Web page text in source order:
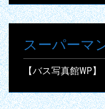
スーパーマ
【バス写真館WP】